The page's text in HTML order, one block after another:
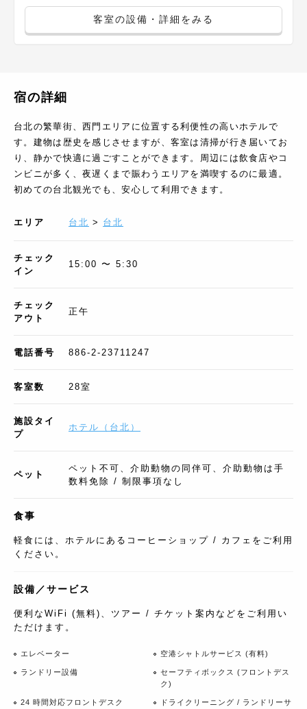
客室の設備・詳細をみる
宿の詳細
台北の繁華街、西門エリアに位置する利便性の高いホテルで
す。建物は歴史を感じさせますが、客室は清掃が行き届いてお
り、静かで快適に過ごすことができます。周辺には飲食店やコ
ンビニが多く、夜遅くまで賑わうエリアを満喫するのに最適。
初めての台北観光でも、安心して利用できます。
エリア 台北 > 台北
チェック
イン
15:00 〜 5:30
チェック
アウト
正午
電話番号 886-2-23711247
客室数 28室
施設タイ
プ
ホテル （ 台北 ）
ペット
ペット不可、介助動物の同伴可、介助動物は手
数料免除 / 制限事項なし
食事
軽食には、ホテルにあるコーヒーショップ / カフェをご利用
ください。
設備／サービス
便利なWiFi (無料)、ツアー / チケット案内などをご利用い
ただけます。
エレベーター 空港シャトルサービス (有料)
ランドリー設備
セーフティボックス (フロントデス
ク)
24 時間対応フロントデスク
ドライクリーニング / ランドリーサ